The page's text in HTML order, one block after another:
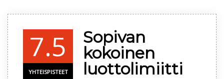
7.5
YHTEISPISTEET
Sopivan
kokoinen
luottolimiitti